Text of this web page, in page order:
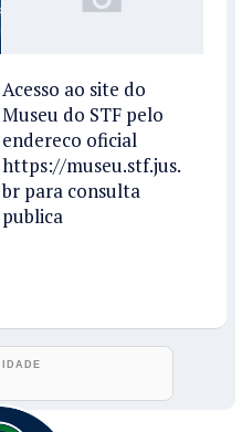
Acesso ao site do
Museu do STF pelo
endereco oficial
https://museu.stf.jus.
br para consulta
publica